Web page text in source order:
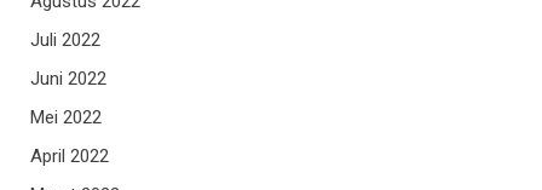
Juli 2022
Juni 2022
Mei 2022
April 2022